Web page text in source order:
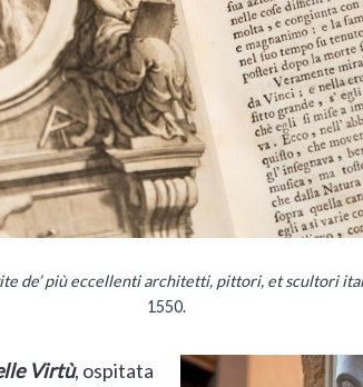
de’ più eccellenti architetti, pittori, et scultori
1550.
Virtù, ospitata